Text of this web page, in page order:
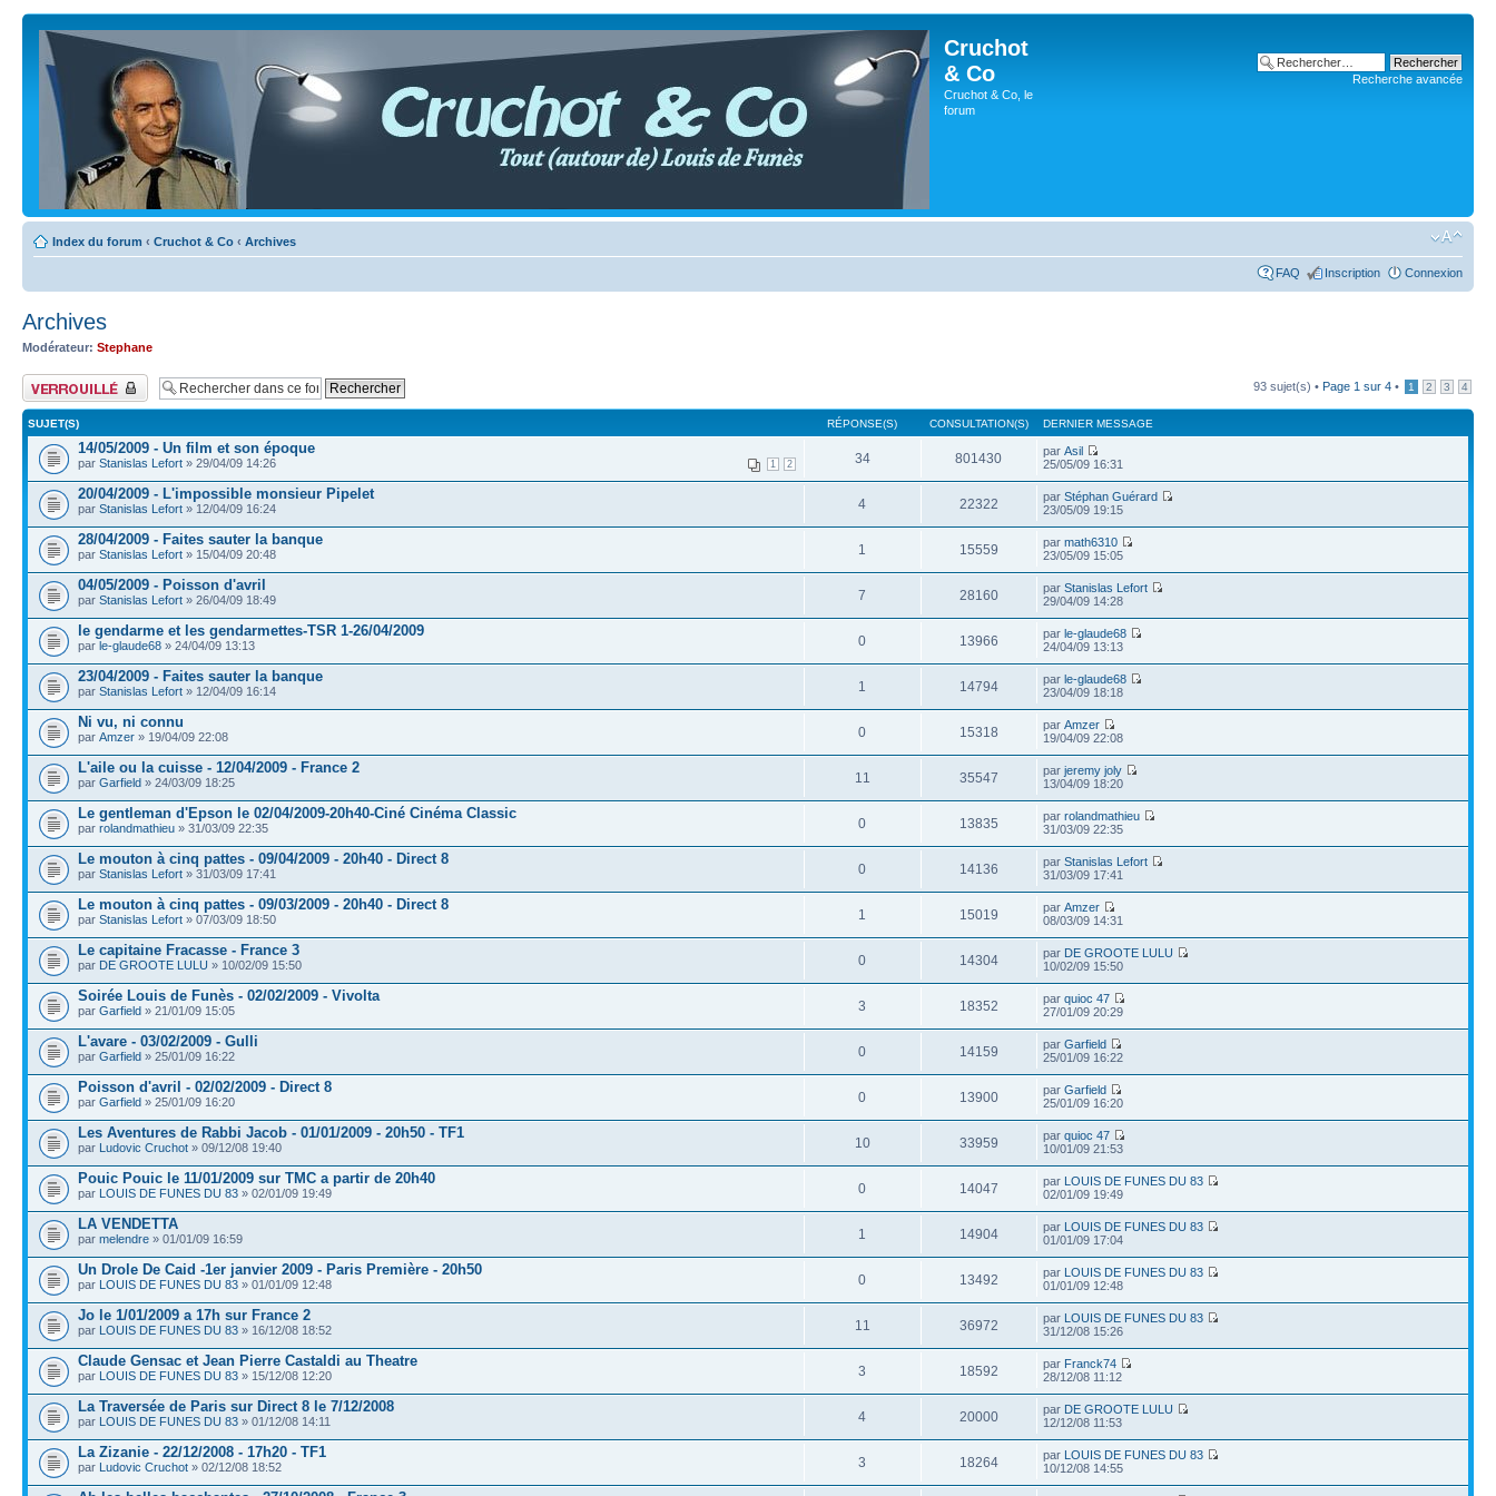
Cruchot
& Co
Cruchot & Co, le
forum
Recherche avancée
Index du forum ‹ Cruchot & Co ‹ Archives
FAQ Inscription Connexion
Archives
Modérateur: Stephane
Forum verrouillé 93 sujet(s) • Page 1 sur 4 • 1 2 3 4
SUJET(S) RÉPONSE(S) CONSULTATION(S) DERNIER MESSAGE
14/05/2009 - Un film et son époque
1 2
par Stanislas Lefort » 29/04/09 14:26 34 801430 parAsil
25/05/09 16:31
20/04/2009 - L'impossible monsieur Pipelet
par Stanislas Lefort » 12/04/09 16:24 4 22322 parStéphan Guérard
23/05/09 19:15
28/04/2009 - Faites sauter la banque
par Stanislas Lefort » 15/04/09 20:48 1 15559 parmath6310
23/05/09 15:05
04/05/2009 - Poisson d'avril
par Stanislas Lefort » 26/04/09 18:49 7 28160 parStanislas Lefort
29/04/09 14:28
le gendarme et les gendarmettes-TSR 1-26/04/2009
par le-glaude68 » 24/04/09 13:13 0 13966 parle-glaude68
24/04/09 13:13
23/04/2009 - Faites sauter la banque
par Stanislas Lefort » 12/04/09 16:14 1 14794 parle-glaude68
23/04/09 18:18
Ni vu, ni connu
par Amzer » 19/04/09 22:08 0 15318 parAmzer
19/04/09 22:08
L'aile ou la cuisse - 12/04/2009 - France 2
par Garfield » 24/03/09 18:25 11 35547 parjeremy joly
13/04/09 18:20
Le gentleman d'Epson le 02/04/2009-20h40-Ciné Cinéma Classic
par rolandmathieu » 31/03/09 22:35 0 13835 parrolandmathieu
31/03/09 22:35
Le mouton à cinq pattes - 09/04/2009 - 20h40 - Direct 8
par Stanislas Lefort » 31/03/09 17:41 0 14136 parStanislas Lefort
31/03/09 17:41
Le mouton à cinq pattes - 09/03/2009 - 20h40 - Direct 8
par Stanislas Lefort » 07/03/09 18:50 1 15019 parAmzer
08/03/09 14:31
Le capitaine Fracasse - France 3
par DE GROOTE LULU » 10/02/09 15:50 0 14304 par DE GROOTE LULU
10/02/09 15:50
Soirée Louis de Funès - 02/02/2009 - Vivolta
par Garfield » 21/01/09 15:05 3 18352 parquioc 47
27/01/09 20:29
L'avare - 03/02/2009 - Gulli
par Garfield » 25/01/09 16:22 0 14159 parGarfield
25/01/09 16:22
Poisson d'avril - 02/02/2009 - Direct 8
par Garfield » 25/01/09 16:20 0 13900 parGarfield
25/01/09 16:20
Les Aventures de Rabbi Jacob - 01/01/2009 - 20h50 - TF1
par Ludovic Cruchot » 09/12/08 19:40 10 33959 parquioc 47
10/01/09 21:53
Pouic Pouic le 11/01/2009 sur TMC a partir de 20h40
par LOUIS DE FUNES DU 83 » 02/01/09 19:49 0 14047 par LOUIS DE FUNES DU 83
02/01/09 19:49
LA VENDETTA
par melendre » 01/01/09 16:59 1 14904 par LOUIS DE FUNES DU 83
01/01/09 17:04
Un Drole De Caid -1er janvier 2009 - Paris Première - 20h50
par LOUIS DE FUNES DU 83 » 01/01/09 12:48 0 13492 par LOUIS DE FUNES DU 83
01/01/09 12:48
Jo le 1/01/2009 a 17h sur France 2
par LOUIS DE FUNES DU 83 » 16/12/08 18:52 11 36972 par LOUIS DE FUNES DU 83
31/12/08 15:26
Claude Gensac et Jean Pierre Castaldi au Theatre
par LOUIS DE FUNES DU 83 » 15/12/08 12:20 3 18592 par Franck74
28/12/08 11:12
La Traversée de Paris sur Direct 8 le 7/12/2008
par LOUIS DE FUNES DU 83 » 01/12/08 14:11 4 20000 par DE GROOTE LULU
12/12/08 11:53
La Zizanie - 22/12/2008 - 17h20 - TF1
par Ludovic Cruchot » 02/12/08 18:52 3 18264 par LOUIS DE FUNES DU 83
10/12/08 14:55